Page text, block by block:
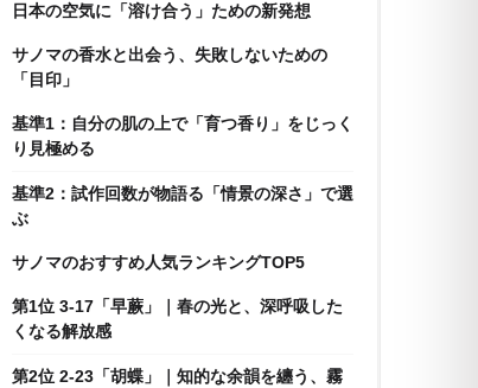
日本の空気に「溶け合う」ための新発想
サノマの香水と出会う、失敗しないための
「目印」
基準1：自分の肌の上で「育つ香り」をじっく
り見極める
基準2：試作回数が物語る「情景の深さ」で選
ぶ
サノマのおすすめ人気ランキングTOP5
第1位 3-17「早蕨」｜春の光と、深呼吸した
くなる解放感
第2位 2-23「胡蝶」｜知的な余韻を纏う、霧